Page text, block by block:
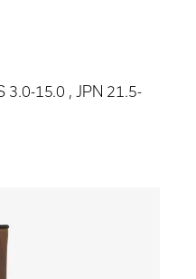
3.0-15.0 , JPN 21.5-